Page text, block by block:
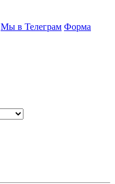
Мы в Телеграм Форма